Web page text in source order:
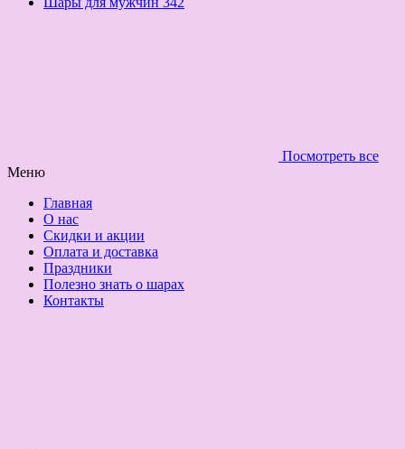
Посмотреть все
Меню
Главная
О нас
Скидки и акции
Оплата и доставка
Праздники
Полезно знать о шарах
Контакты